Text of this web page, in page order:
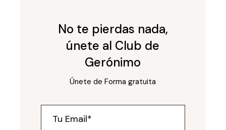
No te pierdas nada,
únete al Club de
Gerónimo
Únete de Forma gratuita